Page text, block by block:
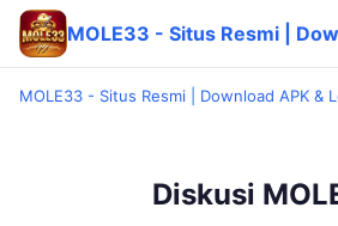
MOLE33 - Situs Resmi | Download APK &
Diskusi